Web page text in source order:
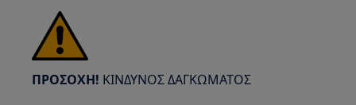
ΠΡΟΣΟΧΗ! ΚΙΝΔΥΝΟΣ ΔΑΓΚΩΜΑΤΟΣ